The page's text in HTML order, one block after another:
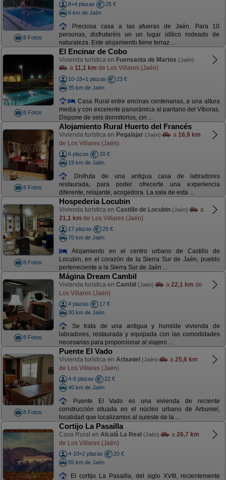
8 Fotos
8+4 plazas
25 €
6 km de Jaén
Preciosa casa a las afueras de Jaén. Para 10
personas, disfrutaréis un un lugar idílico rodeado de
naturaleza. Este alojamiento tiene terraz ...
8 Fotos
El Encinar de Cobo
Vivienda turística en Fuensanta de Martos (Jaén)
a 11,1 km de Los Villares (Jaén)
10-15+1 plazas
23 €
35 km de Jaén
Casa Rural entre encinas centenarias, a una altura
media y con excelente panorámica al pantano del Víboras.
Dispone de seis dormitorios, cin ...
8 Fotos
Alojamiento Rural Huerto del Francés
Vivienda turística en Pegalajar (Jaén) a 16,9 km
de Los Villares (Jaén)
6 plazas
20 €
19 km de Jaén
Disfruta de una antigua casa de labradores
restaurada, para poder ofrecerte una experiencia
diferente, relajante, acogedora. La sala de esta ...
8 Fotos
Hospederia Locubin
Vivienda turística en Castillo de Locubin (Jaén)
a
21,1 km de Los Villares (Jaén)
17 plazas
25 €
70 km de Jaén
Alojamiento en el centro urbano de Castillo de
Locubin, en el corazón de la Sierra Sur de Jaén, pueblo
perteneciente a la Sierra Sur de Jaén ...
8 Fotos
Mágina Dream Cambil
Vivienda turística en Cambil (Jaén) a 22,1 km de
Los Villares (Jaén)
4 plazas
17 €
30 km de Jaén
Se trata de una antigua y humilde vivienda de
labradores, restaurada y equipada con las comodidades
necesarias para proporcionar al viajero ...
8 Fotos
Puente El Vado
Vivienda turística en Arbuniel (Jaén) a 25,6 km
de Los Villares (Jaén)
4-6 plazas
22 €
40 km de Jaén
Puente El Vado es una vivienda de reciente
construcción situada en el núcleo urbano de Arbuniel,
localidad que localizamos al sureste de la ...
Cortijo La Pasailla
Casa Rural en Alcalá La Real (Jaén) a 26,7 km
de Los Villares (Jaén)
4-10+2 plazas
20 €
55 km de Jaén
El cortijo La Pasailla, del siglo XVIII, recientemente